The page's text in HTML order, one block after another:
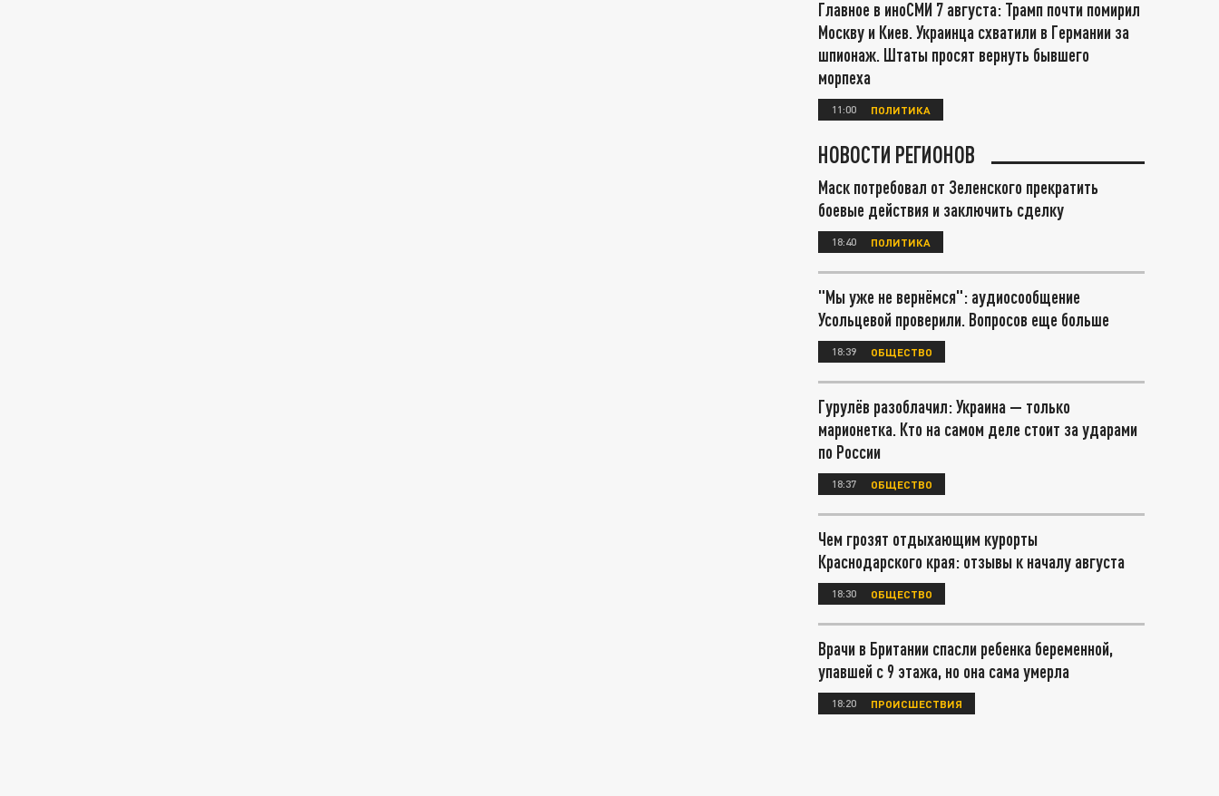
Главное в иноСМИ 7 августа: Трамп почти помирил
Москву и Киев. Украинца схватили в Германии за
шпионаж. Штаты просят вернуть бывшего
морпеха
11:00 ПОЛИТИКА
НОВОСТИ РЕГИОНОВ
Маск потребовал от Зеленского прекратить
боевые действия и заключить сделку
18:40 ПОЛИТИКА
"Мы уже не вернёмся": аудиосообщение
Усольцевой проверили. Вопросов еще больше
18:39 ОБЩЕСТВО
Гурулёв разоблачил: Украина — только
марионетка. Кто на самом деле стоит за ударами
по России
18:37 ОБЩЕСТВО
Чем грозят отдыхающим курорты
Краснодарского края: отзывы к началу августа
18:30 ОБЩЕСТВО
Врачи в Британии спасли ребенка беременной,
упавшей с 9 этажа, но она сама умерла
18:20 ПРОИСШЕСТВИЯ